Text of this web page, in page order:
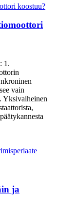
1.
vain
Yksivaiheinen
ja